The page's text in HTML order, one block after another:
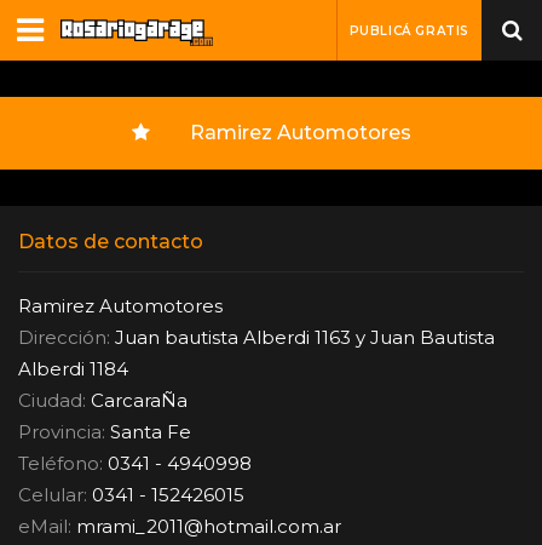
PUBLICÁ GRATIS
Ramirez Automotores
Datos de contacto
Ramirez Automotores
Dirección: Juan bautista Alberdi 1163 y Juan Bautista
Alberdi 1184
Ciudad: CarcaraÑa
Provincia: Santa Fe
Teléfono: 0341 - 4940998
Celular: 0341 - 152426015
eMail: mrami_2011@hotmail.com.ar